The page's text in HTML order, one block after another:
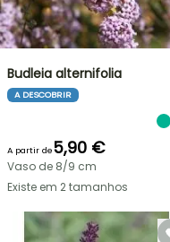
Budleia alternifolia
A DESCOBRIR
A partir de5,90 €
Vaso de 8/9 cm
Existe em 2 tamanhos